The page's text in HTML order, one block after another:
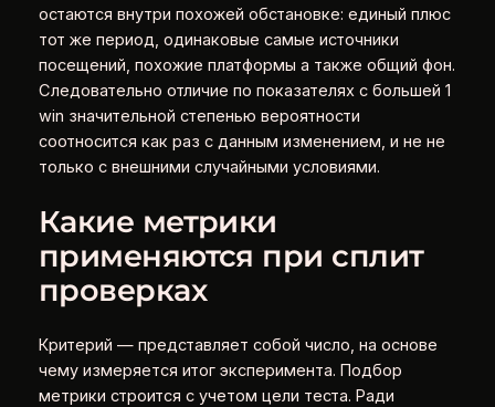
остаются внутри похожей обстановке: единый плюс
тот же период, одинаковые самые источники
посещений, похожие платформы а также общий фон.
Следовательно отличие по показателях с большей 1
win значительной степенью вероятности
соотносится как раз с данным изменением, и не не
только с внешними случайными условиями.
Какие метрики
применяются при сплит
проверках
Критерий — представляет собой число, на основе
чему измеряется итог эксперимента. Подбор
метрики строится с учетом цели теста. Ради